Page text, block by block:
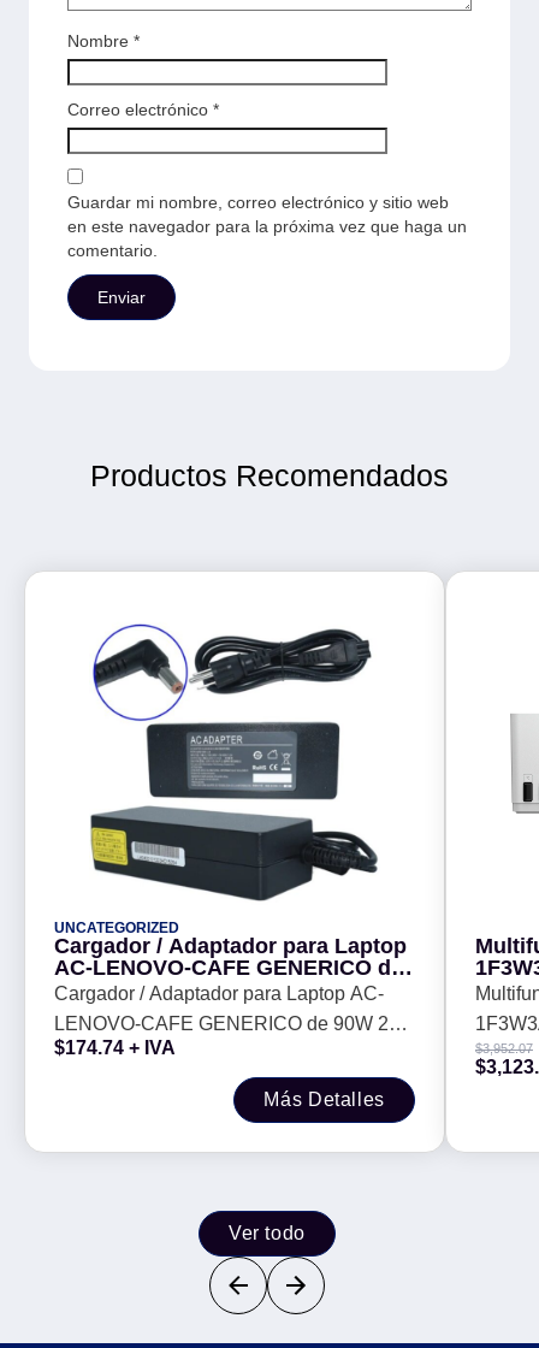
Nombre *
Correo electrónico *
Guardar mi nombre, correo electrónico y sitio web
en este navegador para la próxima vez que haga un
comentario.
Productos Recomendados
UNCATEGORIZED
Cargador / Adaptador para Laptop
AC-LENOVO-CAFE GENERICO de
90W 20V 4.5A (5.5*2.5 punta café) -
Cargador / Adaptador para Laptop AC-
LENOVO-CAFE GENERICO de 90W 20V
4.5A (5.5*2.5 punta café) -
$174.74 + IVA
Más Detalles
12
ppm,
$3,952.07
$
Ver todo